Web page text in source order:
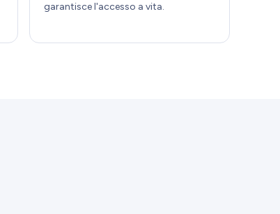
garantisce l'accesso a vita.